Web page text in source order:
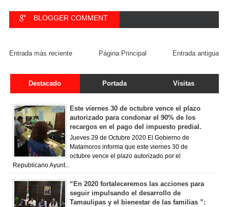
BLOGGER COMMENT
Entrada más reciente Entrada antigua
Página Principal
Destacado Portada Visitas
Este viernes 30 de octubre vence el plazo
autorizado para condonar el 90% de los
recargos en el pago del impuesto predial.
Jueves 29 de Octubre 2020 El Gobierno de
Matamoros informa que este viernes 30 de
octubre vence el plazo autorizado por el
Republicano Ayunt...
“En 2020 fortaleceremos las acciones para
seguir impulsando el desarrollo de
Tamaulipas y el bienestar de las familias ”: